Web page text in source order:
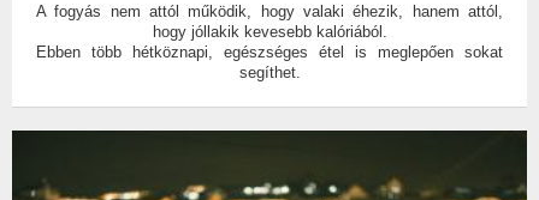
A fogyás nem attól működik, hogy valaki éhezik, hanem attól,
hogy jóllakik kevesebb kalóriából.
Ebben több hétköznapi, egészséges étel is meglepően sokat
segíthet.